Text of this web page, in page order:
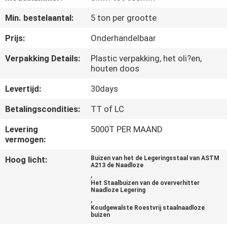
CONTACTEER
ONS
OM
EEN
CITAAT
SITEMAP
PRIVACYBELEID
Min. bestelaantal:
5 ton per grootte
Prijs:
Onderhandelbaar
Verpakking Details:
Plastic verpakking, het oli?en,
houten doos
Levertijd:
30days
Betalingscondities:
TT of LC
Levering
vermogen:
5000T PER MAAND
Hoog licht:
Buizen van het de Legeringsstaal van ASTM
A213 de Naadloze
,
Het Staalbuizen van de oververhitter
Naadloze Legering
,
Koudgewalste Roestvrij staalnaadloze
buizen